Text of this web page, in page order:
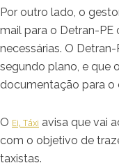
Por outro lado, o
mail para o Detran-
necessárias. O
segundo plano, e que
documentação para o
O Ei, Táxi avisa que vai
com o objetivo de
taxistas.